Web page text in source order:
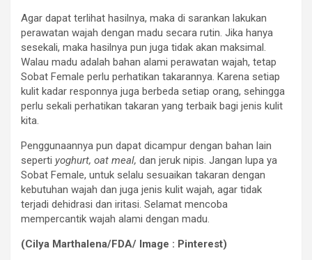
Agar dapat terlihat hasilnya, maka di sarankan lakukan
perawatan wajah dengan madu secara rutin. Jika hanya
sesekali, maka hasilnya pun juga tidak akan maksimal.
Walau madu adalah bahan alami perawatan wajah, tetap
Sobat Female perlu perhatikan takarannya. Karena setiap
kulit kadar responnya juga berbeda setiap orang, sehingga
perlu sekali perhatikan takaran yang terbaik bagi jenis kulit
kita.
Penggunaannya pun dapat dicampur dengan bahan lain
seperti yoghurt, oat meal, dan jeruk nipis. Jangan lupa ya
Sobat Female, untuk selalu sesuaikan takaran dengan
kebutuhan wajah dan juga jenis kulit wajah, agar tidak
terjadi dehidrasi dan iritasi. Selamat mencoba
mempercantik wajah alami dengan madu.
(Cilya Marthalena/FDA/ Image : Pinterest)